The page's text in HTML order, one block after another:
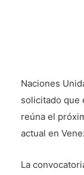
Naciones
solicitado que
reúna el
actual en
La